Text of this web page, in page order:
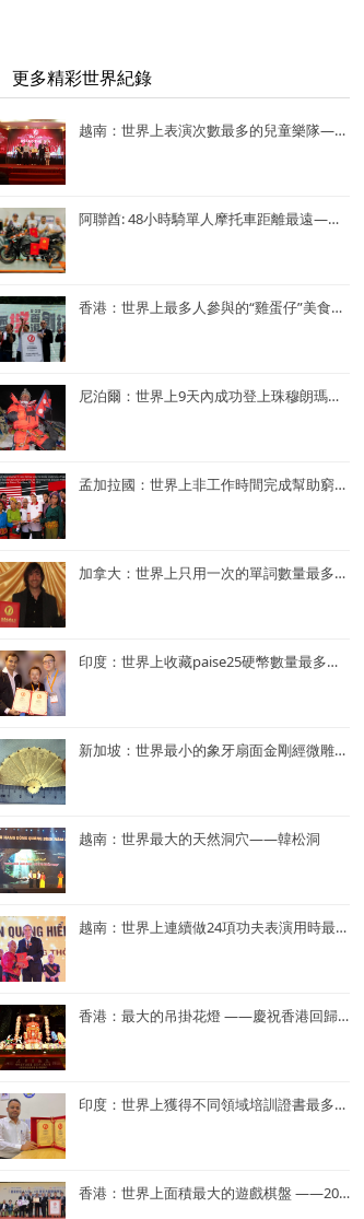
越南：世界上表演次數最多的兒童樂隊——Vo Thanh Trang School Marching Band
阿聯酋: 48小時騎單人摩托車距離最遠—— Lotfi Hamrouni
香港：世界上最多人參與的“雞蛋仔”美食活動——謝霆鋒陳奕迅香港“雞蛋仔”美食活動
尼泊爾：世界上9天內成功登上珠穆朗瑪峰次數最多—— Kame Sherpa
孟加拉國：世界上非工作時間完成幫助窮人的項目最多的央行行長——孟加拉央行行長Atiur Rahman博士
加拿大：世界上只用一次的單詞數量最多的小說——《Je ne le repeterai pas》
印度：世界上收藏paise25硬幣數量最多的人—— Mr. Rahul G. Keshwani
新加坡：世界最小的象牙扇面金剛經微雕——董重慶收藏的象牙扇面金剛經微雕
越南：世界最大的天然洞穴——韓松洞
越南：世界上連續做24項功夫表演用時最短——NGUYEN QUANG HIEN
香港：最大的吊掛花燈 ——慶祝香港回歸25周年花燈
印度：世界上獲得不同領域培訓證書最多——Dr. Navneet Kumar
香港：世界上面積最大的遊戲棋盤 ——2023年「國家安全人人知—415 國安大棋盤齊齊玩」
更多精彩世界紀錄